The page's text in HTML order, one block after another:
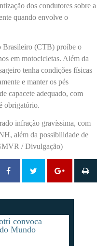
dos condutores sobre a
quando envolve o
Brasileiro (CTB) proíbe o
em motocicletas. Além da
tenha condições físicas
e manter os pés
capacete adequado, com
obrigatório.
infração gravíssima, com
além da possibilidade de
/ Divulgação)
convoca
Mundo